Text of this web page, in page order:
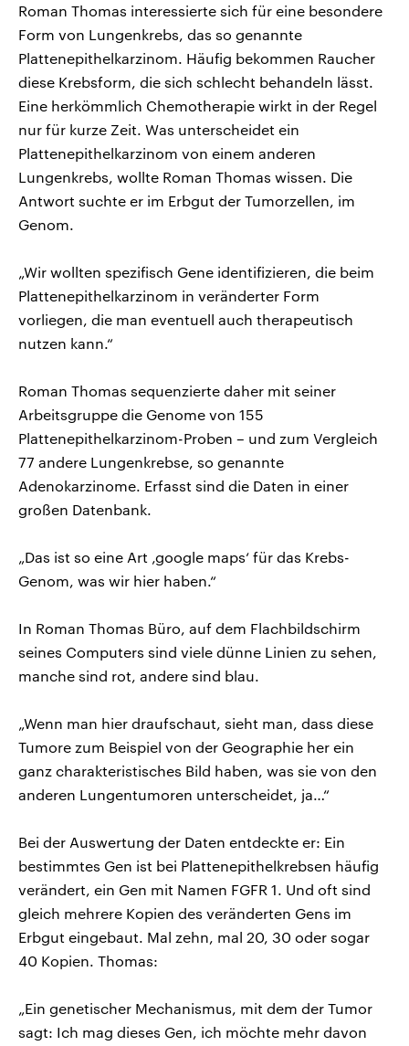
Roman Thomas interessierte sich für eine besondere
Form von Lungenkrebs, das so genannte
Plattenepithelkarzinom. Häufig bekommen Raucher
diese Krebsform, die sich schlecht behandeln lässt.
Eine herkömmlich Chemotherapie wirkt in der Regel
nur für kurze Zeit. Was unterscheidet ein
Plattenepithelkarzinom von einem anderen
Lungenkrebs, wollte Roman Thomas wissen. Die
Antwort suchte er im Erbgut der Tumorzellen, im
Genom.
„Wir wollten spezifisch Gene identifizieren, die beim
Plattenepithelkarzinom in veränderter Form
vorliegen, die man eventuell auch therapeutisch
nutzen kann.“
Roman Thomas sequenzierte daher mit seiner
Arbeitsgruppe die Genome von 155
Plattenepithelkarzinom-Proben – und zum Vergleich
77 andere Lungenkrebse, so genannte
Adenokarzinome. Erfasst sind die Daten in einer
großen Datenbank.
„Das ist so eine Art ‚google maps‘ für das Krebs-
Genom, was wir hier haben.“
In Roman Thomas Büro, auf dem Flachbildschirm
seines Computers sind viele dünne Linien zu sehen,
manche sind rot, andere sind blau.
„Wenn man hier draufschaut, sieht man, dass diese
Tumore zum Beispiel von der Geographie her ein
ganz charakteristisches Bild haben, was sie von den
anderen Lungentumoren unterscheidet, ja…“
Bei der Auswertung der Daten entdeckte er: Ein
bestimmtes Gen ist bei Plattenepithelkrebsen häufig
verändert, ein Gen mit Namen FGFR 1. Und oft sind
gleich mehrere Kopien des veränderten Gens im
Erbgut eingebaut. Mal zehn, mal 20, 30 oder sogar
40 Kopien. Thomas:
„Ein genetischer Mechanismus, mit dem der Tumor
sagt: Ich mag dieses Gen, ich möchte mehr davon